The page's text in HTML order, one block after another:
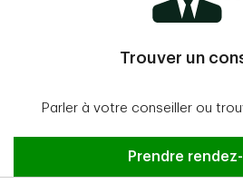
Trouver un
Parler à votre conseiller ou
Prendre